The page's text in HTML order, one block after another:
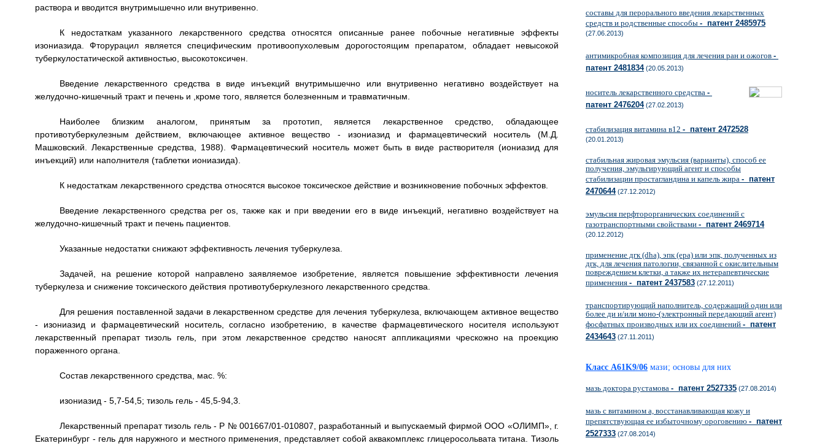
раствора и вводится внутримышечно или внутривенно.
К недостаткам указанного лекарственного средства относятся описанные ранее побочные негативные эффекты
изониазида. Фторурацил является специфическим противоопухолевым дорогостоящим препаратом, обладает невысокой
туберкулостатической активностью, высокотоксичен.
Введение лекарственного средства в виде инъекций внутримышечно или внутривенно негативно воздействует на
желудочно-кишечный тракт и печень и ,кроме того, является болезненным и травматичным.
Наиболее близким аналогом, принятым за прототип, является лекарственное средство, обладающее
противотуберкулезным действием, включающее активное вещество - изониазид и фармацевтический носитель (М.Д.
Машковский. Лекарственные средства, 1988). Фармацевтический носитель может быть в виде растворителя (иониазид для
инъекций) или наполнителя (таблетки иониазида).
К недостаткам лекарственного средства относятся высокое токсическое действие и возникновение побочных эффектов.
Введение лекарственного средства per os, также как и при введении его в виде инъекций, негативно воздействует на
желудочно-кишечный тракт и печень пациентов.
Указанные недостатки снижают эффективность лечения туберкулеза.
Задачей, на решение которой направлено заявляемое изобретение, является повышение эффективности лечения
туберкулеза и снижение токсического действия противотуберкулезного лекарственного средства.
Для решения поставленной задачи в лекарственном средстве для лечения туберкулеза, включающем активное вещество
- изониазид и фармацевтический носитель, согласно изобретению, в качестве фармацевтического носителя используют
лекарственный препарат тизоль гель, при этом лекарственное средство наносят аппликациями чрескожно на проекцию
пораженного органа.
Состав лекарственного средства, мас. %:
изониазид - 5,7-54,5; тизоль гель - 45,5-94,3.
Лекарственный препарат тизоль гель - Р № 001667/01-010807, разработанный и выпускаемый фирмой ООО «ОЛИМП», г.
Екатеринбург - гель для наружного и местного применения, представляет собой аквакомплекс глицеросольвата титана. Тизоль
составы для перорального введения лекарственных
средств и родственные способы - патент 2485975
(27.06.2013)
антимикробная композиция для лечения ран и ожогов -
патент 2481834(20.05.2013)
носитель лекарственного средства -
патент 2476204(27.02.2013)
стабилизация витамина в12 - патент 2472528
(20.01.2013)
стабильная жировая эмульсия (варианты), способ ее
получения, эмульгирующий агент и способы
стабилизации простагландина и капель жира - патент
2470644(27.12.2012)
эмульсия перфторорганических соединений с
газотранспортными свойствами - патент 2469714
(20.12.2012)
применение дгк (dha), эпк (epa) или эпк, полученных из
дгк, для лечения патологии, связанной с окислительным
повреждением клетки, a также их нетерапевтические
применения - патент 2437583 (27.12.2011)
транспортирующий наполнитель, содержащий один или
более ди и/или моно-(электронный передающий агент)
фосфатных производных или их соединений - патент
2434643 (27.11.2011)
Класс A61K9/06 мази; основы для них
мазь доктора рустамова - патент 2527335 (27.08.2014)
мазь с витамином а, восстанавливающая кожу и
препятствующая ее избыточному ороговению - патент
2527333 (27.08.2014)